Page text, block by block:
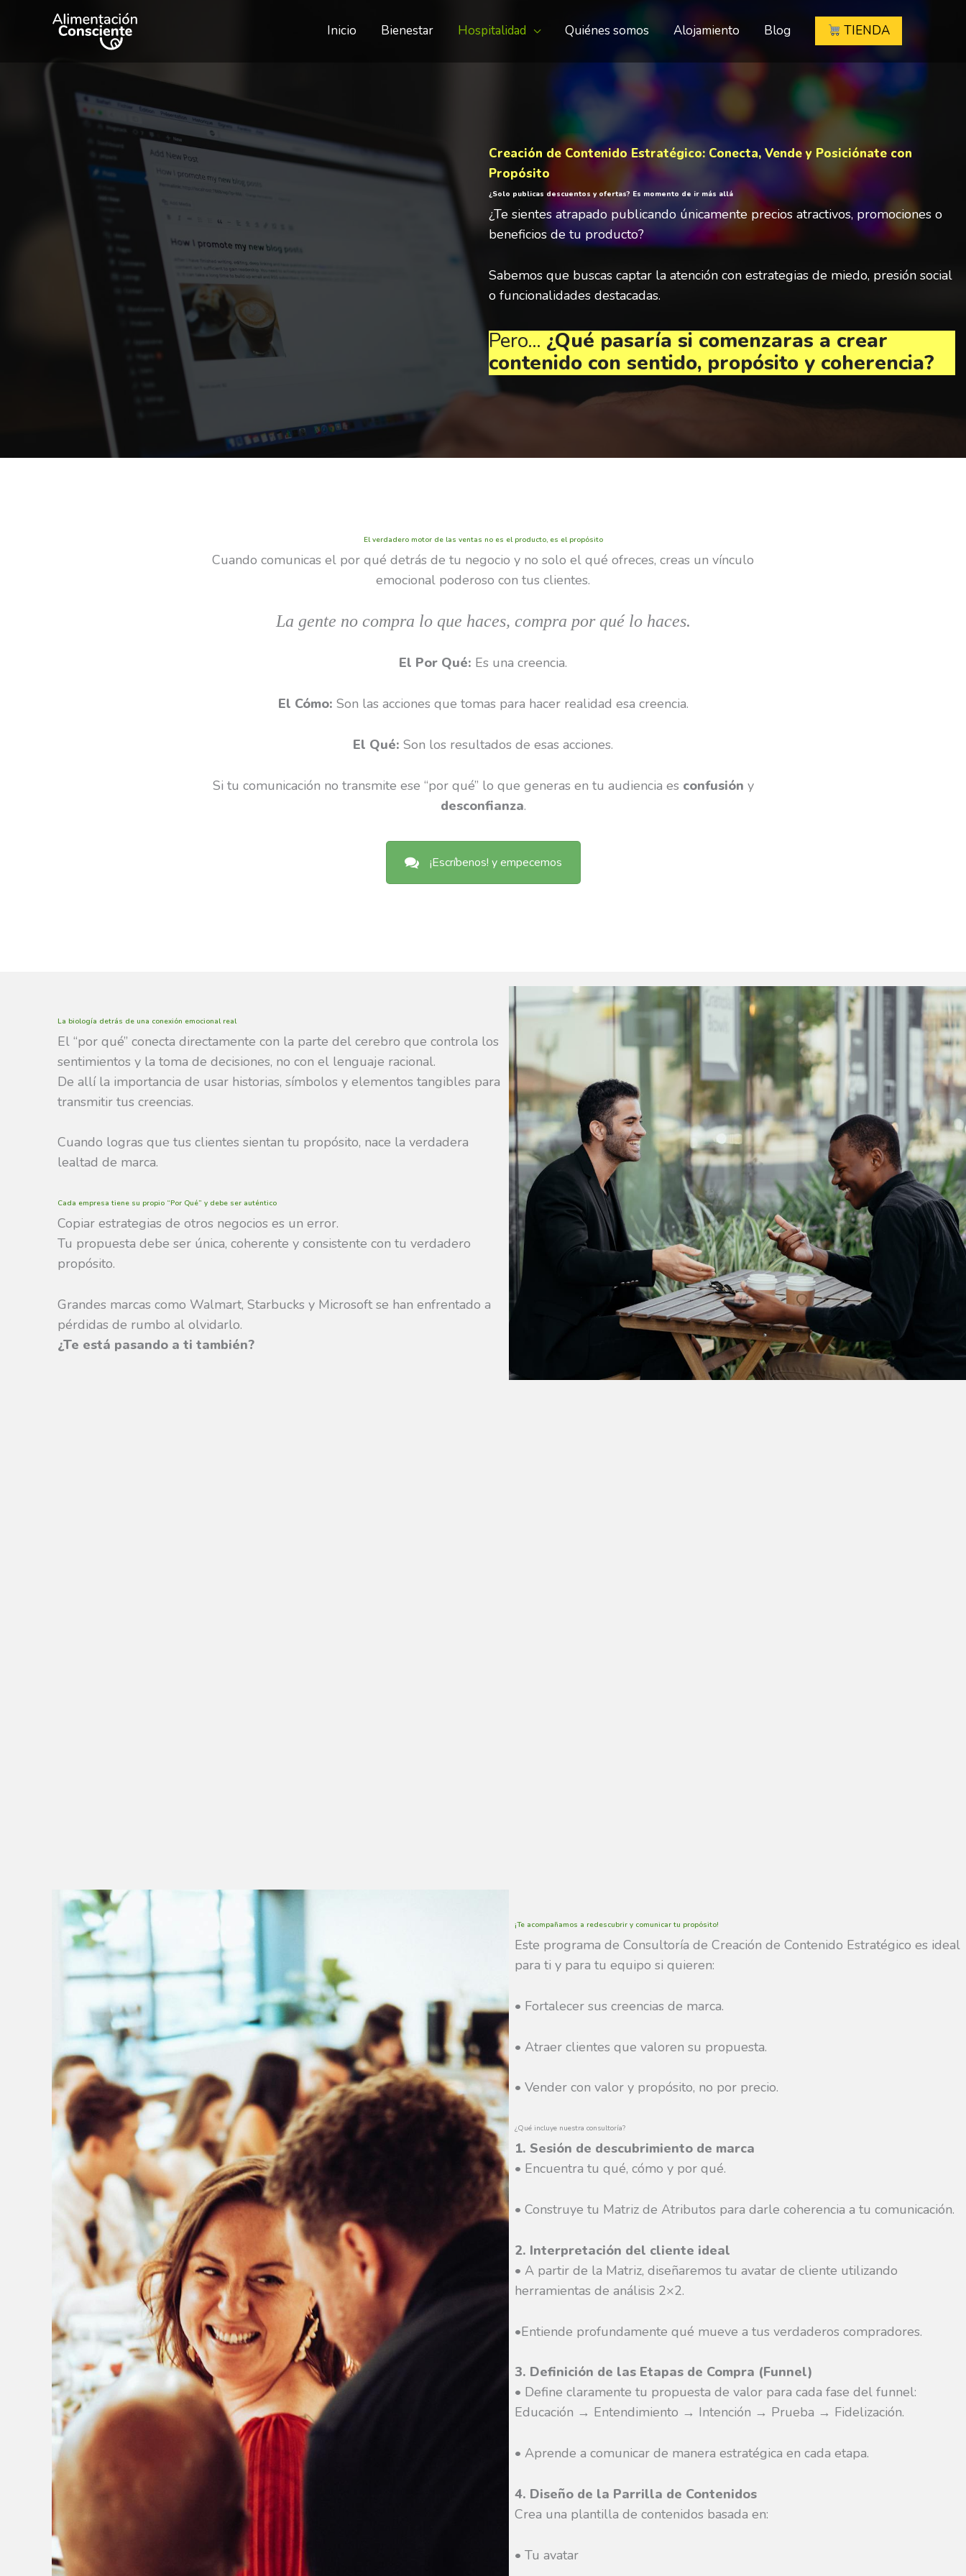
Inicio Bienestar Hospitalidad Quiénes somos Alojamiento Blog TIENDA
Creación de Contenido Estratégico: Conecta, Vende y Posiciónate con
Propósito
¿Solo publicas descuentos y ofertas? Es momento de ir más allá
¿Te sientes atrapado publicando únicamente precios atractivos, promociones o
beneficios de tu producto?
Sabemos que buscas captar la atención con estrategias de miedo, presión social
o funcionalidades destacadas.
Pero… ¿Qué pasaría si comenzaras a crear
contenido con sentido, propósito y coherencia?
El verdadero motor de las ventas no es el producto, es el propósito
Cuando comunicas el por qué detrás de tu negocio y no solo el qué ofreces, creas un vínculo
emocional poderoso con tus clientes.
La gente no compra lo que haces, compra por qué lo haces.
El Por Qué: Es una creencia.
El Cómo: Son las acciones que tomas para hacer realidad esa creencia.
El Qué: Son los resultados de esas acciones.
Si tu comunicación no transmite ese “por qué” lo que generas en tu audiencia es confusión y
desconfianza.
¡Escríbenos! y empecemos
La biología detrás de una conexión emocional real
El “por qué” conecta directamente con la parte del cerebro que controla los
sentimientos y la toma de decisiones, no con el lenguaje racional.
De allí la importancia de usar historias, símbolos y elementos tangibles para
transmitir tus creencias.
Cuando logras que tus clientes sientan tu propósito, nace la verdadera
lealtad de marca.
Cada empresa tiene su propio “Por Qué” y debe ser auténtico
Copiar estrategias de otros negocios es un error.
Tu propuesta debe ser única, coherente y consistente con tu verdadero
propósito.
Grandes marcas como Walmart, Starbucks y Microsoft se han enfrentado a
pérdidas de rumbo al olvidarlo.
¿Te está pasando a ti también?
¡Te acompañamos a redescubrir y comunicar tu propósito!
Este programa de Consultoría de Creación de Contenido Estratégico es ideal
para ti y para tu equipo si quieren:
• Fortalecer sus creencias de marca.
• Atraer clientes que valoren su propuesta.
• Vender con valor y propósito, no por precio.
¿Qué incluye nuestra consultoría?
1. Sesión de descubrimiento de marca
• Encuentra tu qué, cómo y por qué.
• Construye tu Matriz de Atributos para darle coherencia a tu comunicación.
2. Interpretación del cliente ideal
• A partir de la Matriz, diseñaremos tu avatar de cliente utilizando
herramientas de análisis 2×2.
•Entiende profundamente qué mueve a tus verdaderos compradores.
3. Definición de las Etapas de Compra (Funnel)
• Define claramente tu propuesta de valor para cada fase del funnel:
Educación → Entendimiento → Intención → Prueba → Fidelización.
• Aprende a comunicar de manera estratégica en cada etapa.
4. Diseño de la Parrilla de Contenidos
Crea una plantilla de contenidos basada en:
• Tu avatar